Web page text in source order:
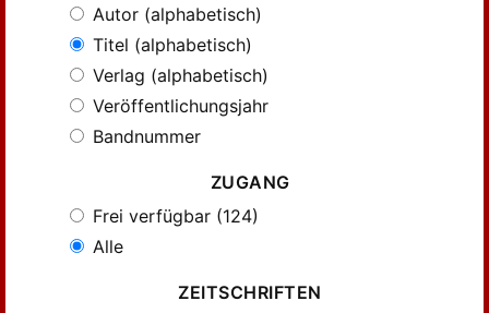
Autor (alphabetisch)
Titel (alphabetisch)
Verlag (alphabetisch)
Veröffentlichungsjahr
Bandnummer
ZUGANG
Frei verfügbar (124)
Alle
ZEITSCHRIFTEN